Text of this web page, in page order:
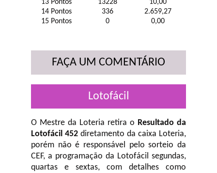
13 Pontos
13228
10,00
14 Pontos
336
2.659,27
15 Pontos
0 0,00
FAÇA UM COMENTÁRIO
Lotofácil
O Mestre da Loteria retira o Resultado da
Lotofácil 452 diretamento da caixa Loteria,
porém não é responsável pelo sorteio da
CEF, a programação da Lotofácil segundas,
quartas e sextas, com detalhes como